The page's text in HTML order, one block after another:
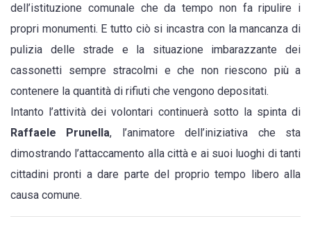
dell’istituzione comunale che da tempo non fa ripulire i
propri monumenti. E tutto ciò si incastra con la mancanza di
pulizia delle strade e la situazione imbarazzante dei
cassonetti sempre stracolmi e che non riescono più a
contenere la quantità di rifiuti che vengono depositati.
Intanto l’attività dei volontari continuerà sotto la spinta di
Raffaele Prunella, l’animatore dell’iniziativa che sta
dimostrando l’attaccamento alla città e ai suoi luoghi di tanti
cittadini pronti a dare parte del proprio tempo libero alla
causa comune.